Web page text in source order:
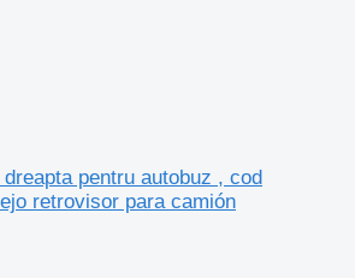
pentru autobuz , cod
retrovisor para camión